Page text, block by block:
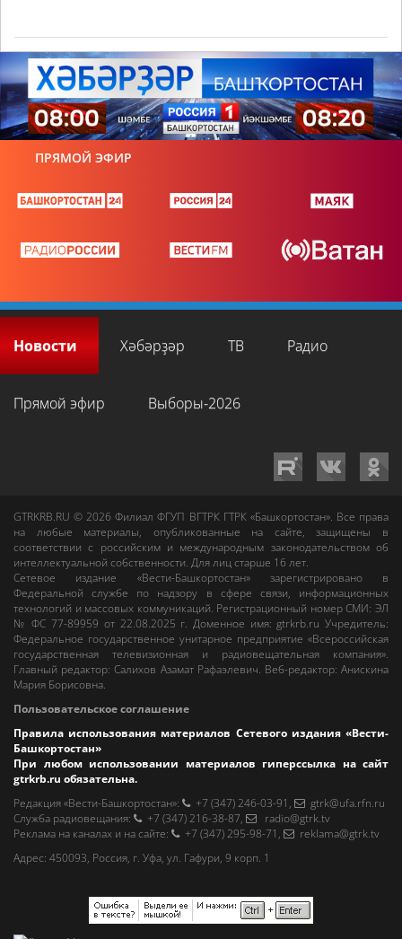
ПРЯМОЙ ЭФИР
Новости Хәбәрҙәр ТВ Радио
Прямой эфир Выборы-2026
GTRKRB.RU © 2026Филиал ФГУП ВГТРК ГТРК «Башкортостан». Все права
на любые материалы, опубликованные на сайте, защищены в
соответствии с российским и международным законодательством об
интеллектуальной собственности. Для лиц старше 16 лет.
Сетевое издание «Вести-Башкортостан»зарегистрировано в
Федеральной службе по надзору в сфере связи, информационных
технологий и массовых коммуникаций. Регистрационный номер СМИ: ЭЛ
№ ФС 77-89959 от 22.08.2025 г. Доменное имя:gtrkrb.ru Учредитель:
Федеральное государственное унитарное предприятие «Всероссийская
государственная телевизионная и радиовещательная компания».
Главный редактор:Салихов Азамат Рафаэлевич. Веб-редактор:Анискина
Мария Борисовна.
Пользовательское соглашение
Правила использования материалов Сетевого издания «Вести-
Башкортостан»
При любом использовании материалов гиперссылка на сайт
gtrkrb.ru обязательна.
Редакция «Вести-Башкортостан»: +7 (347) 246-03-91 ,
gtrk@ufa.rfn.ru
Cлужба радиовещания: +7 (347) 216-38-87,
radio@gtrk.tv
Реклама на каналах и на сайте: +7 (347) 295-98-71 ,
reklama@gtrk.tv
Адрес: 450093, Россия, г. Уфа, ул. Гафури, 9 корп. 1